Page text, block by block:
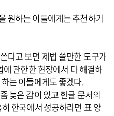
원하는 이들에게는 추천하기
다고 보면 제법 쓸만한 도구가
관한한 현장에서 다 해결하
는 이들에게도 좋겠다.
늦은 감이 있고 한글 문서의
한국에서 성공하라면 표 양